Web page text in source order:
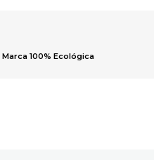
Marca 100% Ecológica